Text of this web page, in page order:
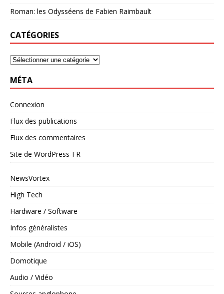
Roman: les Odysséens de Fabien Raimbault
CATÉGORIES
MÉTA
Connexion
Flux des publications
Flux des commentaires
Site de WordPress-FR
NewsVortex
High Tech
Hardware / Software
Infos généralistes
Mobile (Android / iOS)
Domotique
Audio / Vidéo